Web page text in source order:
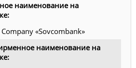
наименование на
«Sovcombank»
наименование на